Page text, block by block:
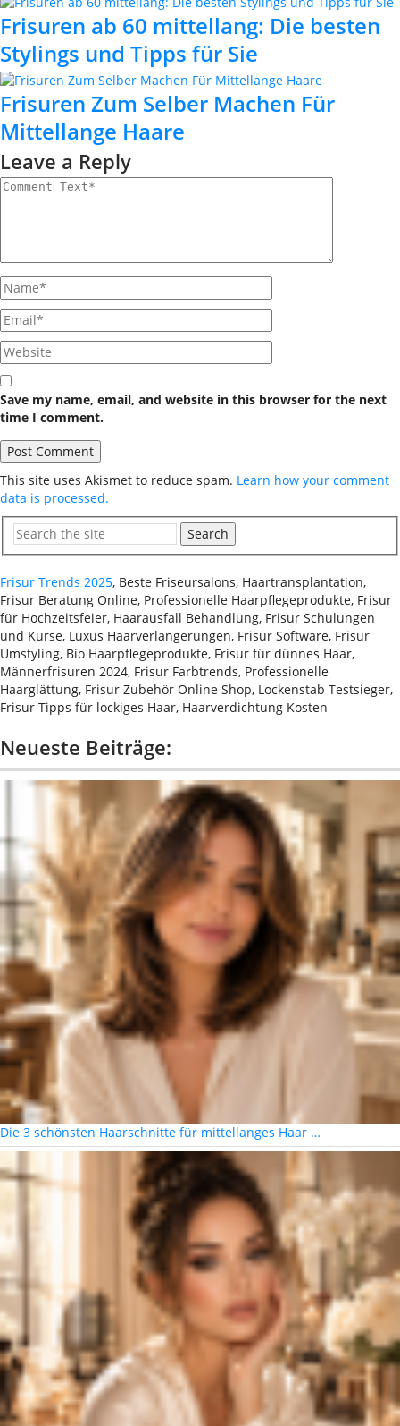
Frisuren ab 60 mittellang: Die besten
Stylings und Tipps für Sie
Frisuren Zum Selber Machen Für
Mittellange Haare
Leave a Reply
Save my name, email, and website in this browser for the next
time I comment.
This site uses Akismet to reduce spam. Learn how your comment
data is processed.
Search
Frisur Trends 2025, Beste Friseursalons, Haartransplantation,
Frisur Beratung Online, Professionelle Haarpflegeprodukte, Frisur
für Hochzeitsfeier, Haarausfall Behandlung, Frisur Schulungen
und Kurse, Luxus Haarverlängerungen, Frisur Software, Frisur
Umstyling, Bio Haarpflegeprodukte, Frisur für dünnes Haar,
Männerfrisuren 2024, Frisur Farbtrends, Professionelle
Haarglättung, Frisur Zubehör Online Shop, Lockenstab Testsieger,
Frisur Tipps für lockiges Haar, Haarverdichtung Kosten
Neueste Beiträge:
Die 3 schönsten Haarschnitte für mittellanges Haar …